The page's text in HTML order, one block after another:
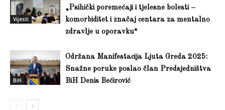
Vijesti
„Psihički poremećaji i tjelesne bolesti –
komorbiditet i značaj centara za mentalno
zdravlje u oporavku“
BiH
Održana Manifestacija Ljuta Greda 2025:
Snažne poruke poslao član Predsjedništva
BiH Denis Bećirović